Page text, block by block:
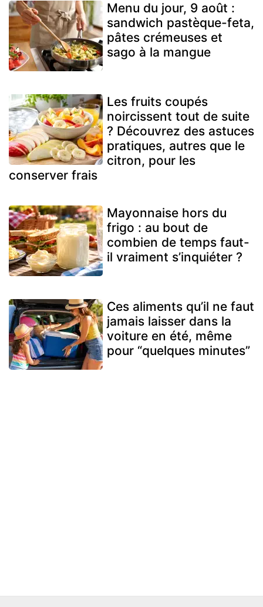
Menu du jour, 9 août :
sandwich pastèque-feta,
pâtes crémeuses et
sago à la mangue
Les fruits coupés
noircissent tout de suite
? Découvrez des astuces
pratiques, autres que le
citron, pour les
conserver frais
Mayonnaise hors du
frigo : au bout de
combien de temps faut-
il vraiment s’inquiéter ?
Ces aliments qu’il ne faut
jamais laisser dans la
voiture en été, même
pour “quelques minutes”